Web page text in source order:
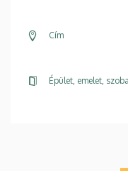
Cím
Épület, emelet,